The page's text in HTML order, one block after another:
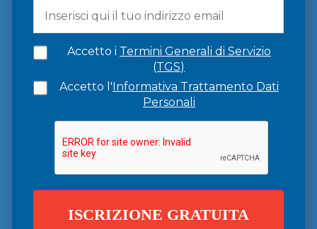
Accetto i Termini Generali di Servizio
(TGS)
Accetto l'Informativa Trattamento Dati
Personali